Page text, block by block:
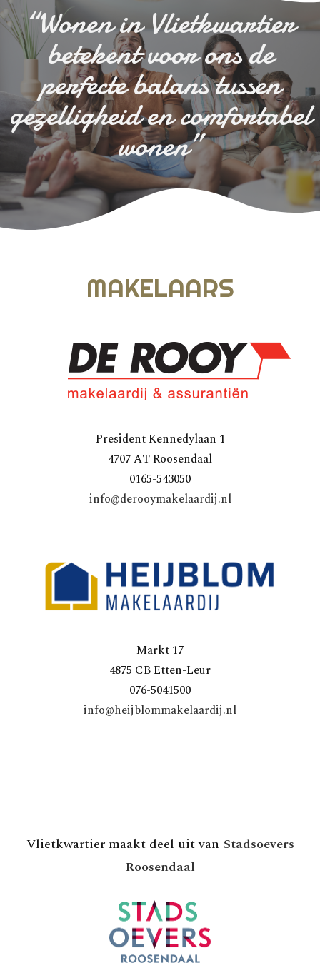
“Wonen in Vlietkwartier
betekent voor ons de
perfecte balans tussen
gezelligheid en comfortabel
wonen”
MAKELAARS
President Kennedylaan 1
4707 AT Roosendaal
0165-543050
info@derooymakelaardij.nl
Markt 17
4875 CB Etten-Leur
076-5041500
info@heijblommakelaardij.nl
Vlietkwartier maakt deel uit vanStadsoevers
Roosendaal